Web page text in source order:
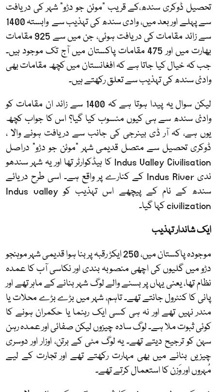
تحصیل ڈوکری سندھ،کے قریب "موئن جو دڑو" شہر کی دریافت
سے پہلے اور بعد میں، وادی سندھ کی تہذیب سے وابستہ 1400
سے زائد مقامات کی دریافت ہوئی، جن میں سے 925 مقامات
بھارت میں اور 475 مقامات پاکستان میں آج تک موجود ہیں۔
جب کہ خیال کیا جاتا ہے کہ افغانستان میں کچھ مقامات بھی
وادئ سندھ کی تہذیب سے تعلق رکھتے ہیں۔
لیکن سوال یہ پیدا ہوتا ہے کہ 1400 سے زائد ان مقامات کو
وادئ سندھ سے ہی کیوں منسوب کیا گیا؟ اس کا جواب کچھ
یوں ہے، کہ آر ڈی بینرجی کی جانب سے دریافت ہونے والا ،
ڈوکری تحصیل سے متصل قدیمی شہر "موئن جو دڑو" دراصل
Indus Valley Civilisation کا ہیڈکوارٹر تھا اور یہ شہر سندھو
ندی Indus River کے کنارے پر واقع ہے۔ اسی طرح دریائے
سندھ کے نام کے پیچھے اس تہذیب کو Indus valley
civilizationکہا گیا۔
ایک شاندار تہذیب
موجودہ پاکستان میں، 250 ایکڑ رقبہ پر بنا ہوا قدیمی شہر موہنجو
دڑو میں گلیوں کی اچھی منصوبہ بندی اور نکاسی آب کا عمدہ
نظام تھا، یعنی یہاں پر بسنے والے لوگ شہر بنانے کے ماہر تھے اور
پانی کا کنٹرول جانتے تھے۔ تاہم، شہر میں بڑے بڑے محلات یا
مندر نہیں تھے اور نہ ہی کسی ایک رہنما یا حکمران ہونے کا
کوئی ثبوت ملا ہے۔ لوگ سادہ چیزوں لیکن صفائی اور عمدہ رہن
سہن کو ترجیح دیتے تھے۔ یہ لوگ مٹی کے برتن، اوزار اور دوسری
چیزیں بنانے میں بھی مہارت رکھتے تھے اور تجارت کے لیے
مُہروں اور وَزن کا استعمال کرتے تھے۔